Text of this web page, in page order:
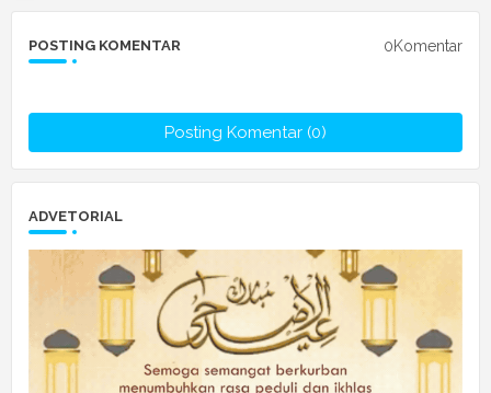
POSTING KOMENTAR 0Komentar
Posting Komentar (0)
ADVETORIAL